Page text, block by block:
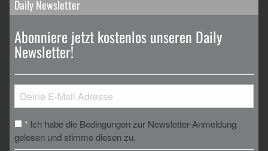
Daily Newsletter
Abonniere jetzt kostenlos unseren Daily
Newsletter!
* Ich habe die Bedingungen zur Newsletter-Anmeldung
gelesen und stimme diesen zu.